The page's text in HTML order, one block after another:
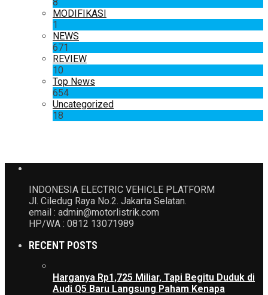
MODIFIKASI
1
NEWS
671
REVIEW
10
Top News
654
Uncategorized
18
INDONESIA ELECTRIC VEHICLE PLATFORM
Jl. Ciledug Raya No.2. Jakarta Selatan.
email : admin@motorlistrik.com
HP/WA : 0812 13071989
RECENT POSTS
Harganya Rp1,725 Miliar, Tapi Begitu Duduk di
Audi Q5 Baru Langsung Paham Kenapa